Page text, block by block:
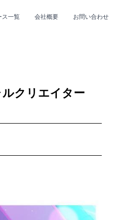
ス一覧 会社概要 お問い合わせ
#R&B/ソウル
クリエイター